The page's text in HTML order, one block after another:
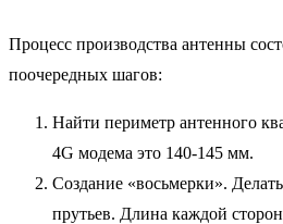
Процесс производства антенны
поочередных шагов:
Найти периметр антенного
4G модема это 140-145 мм.
Создание «восьмерки».
прутьев. Длина каждой